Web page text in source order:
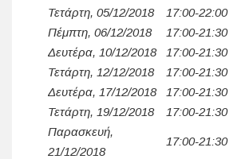
Τετάρτη, 05/12/2018
17:00-22:00
Πέμπτη, 06/12/2018
17:00-21:30
Δευτέρα, 10/12/2018
17:00-21:30
Τετάρτη, 12/12/2018
17:00-21:30
Δευτέρα, 17/12/2018
17:00-21:30
Τετάρτη, 19/12/2018
17:00-21:30
Παρασκευή,
21/12/2018
17:00-21:30